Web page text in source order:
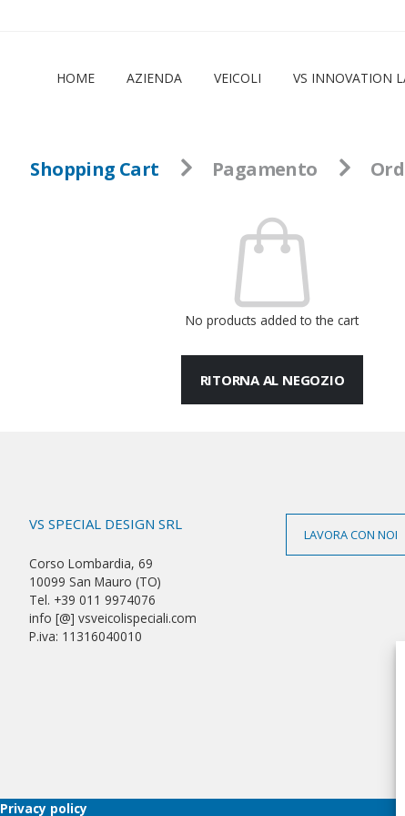
HOME AZIENDA VEICOLI VS INNOVATION
Shopping Cart Pagamento
No products added to the cart
RITORNA AL NEGOZIO
VS SPECIAL DESIGN SRL
Corso Lombardia, 69
10099 San Mauro (TO)
Tel. +39 011 9974076
info [@] vsveicolispeciali.com
P.iva: 11316040010
LAVORA CON NOI
Privacy policy